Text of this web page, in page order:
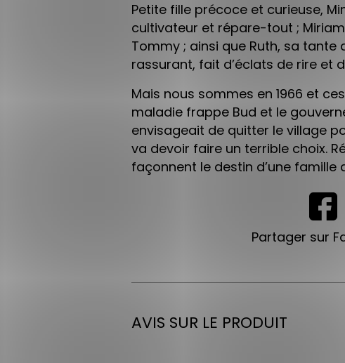
Petite fille précoce et curieuse,
cultivateur et répare-tout ;
Tommy ; ainsi que Ruth, sa tante
rassurant, fait d’éclats de rire et
Mais nous sommes en 1966 et
maladie frappe Bud et le
envisageait de quitter le village
va devoir faire un terrible choix.
façonnent le destin d’une famille
Partager sur
AVIS SUR LE PRODUIT